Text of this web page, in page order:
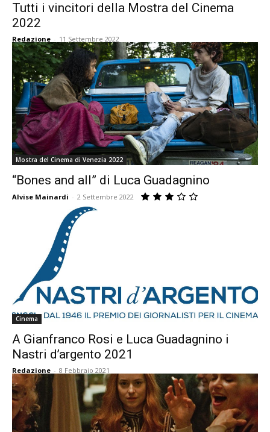
Tutti i vincitori della Mostra del Cinema
2022
Redazione - 11 Settembre 2022
Mostra del Cinema di Venezia 2022
“Bones and all” di Luca Guadagnino
Alvise Mainardi - 2 Settembre 2022
Cinema
A Gianfranco Rosi e Luca Guadagnino i
Nastri d’argento 2021
Redazione - 8 Febbraio 2021